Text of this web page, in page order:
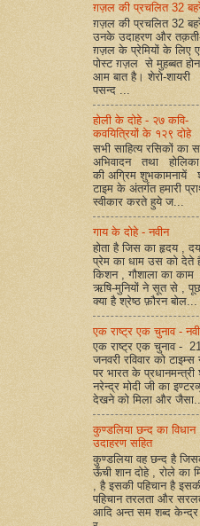
ग़ज़ल की प्रचलित 32
ग़ज़ल की प्रचलित 32
उनके उदाहरण और
ग़ज़ल के प्रेमियों के लिए
पोस्ट ग़ज़ल से मुहब्बत
आम बात है। शेरो-शायरी
पसन्द ...
होली के दोहे - २७ कवि-
कवयित्रियों के १२९ दोहे
सभी साहित्य रसिकों का
अभिवादन तथा होलिका
की अग्रिम शुभकामनायें
टाइम के अंतर्गत हमारी
स्वीकार करते हुये ज...
गाय के दोहे - नवीन
होता है जिस का हृदय ,
प्रेम का धाम उस को देते
किशन , गौशाला का काम
ऋषि-मुनियों ने सूत से ,
क्या है श्रेष्ठ फ़ौरन बोल...
एक राष्ट्र एक चुनाव -
एक राष्ट्र एक चुनाव -
जनवरी रविवार को टाइम्स
पर भारत के प्रधानमन्त्री
नरेन्द्र मोदी जी का
देखने को मिला और
कुण्डलिया छन्द का विधान
उदाहरण सहित
कुण्डलिया वह छन्द है
ऊँची शान दोहे , रोले का
, है इसकी पहिचान है
पहिचान तरलता और
आदि अन्त सम शब्द